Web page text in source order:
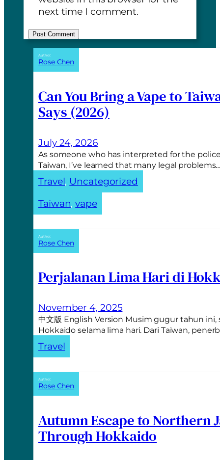
Author:
Rose Chen
Can You Bring a Vape to
Says (2026)
July 24, 2026
As someone who has interpreted for the
Taiwan, I’ve learned that many legal
Travel, Uncategorized
Taiwan, vape
Author:
Rose Chen
Perjalanan Lima Hari di
November 4, 2025
中文版 English Version Musim gugur tahun
Hokkaido selama lima hari. Dari Taiwan,
Travel
Author:
Rose Chen
Autumn Escape to Northern
Through Hokkaido
next time I comment.